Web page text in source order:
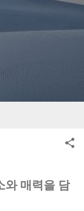
와 매력을 담